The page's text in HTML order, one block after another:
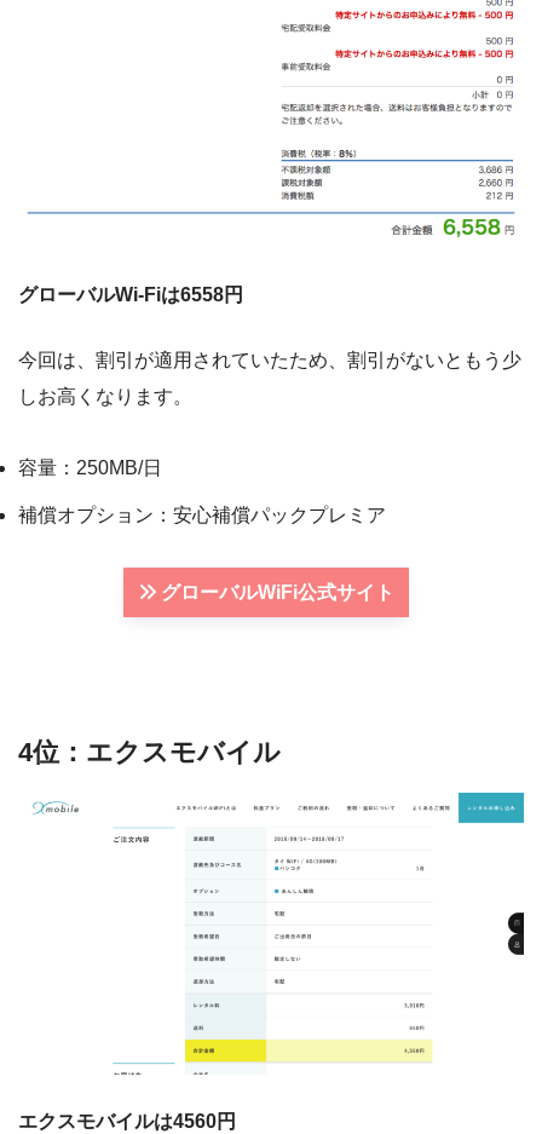
グローバルWi-Fiは6558円
今回は、割引が適用されていたため、割引がないともう少
しお高くなります。
容量：250MB/日
補償オプション：安心補償パックプレミア
グローバルWiFi公式サイト
4位：エクスモバイル
エクスモバイルは4560円